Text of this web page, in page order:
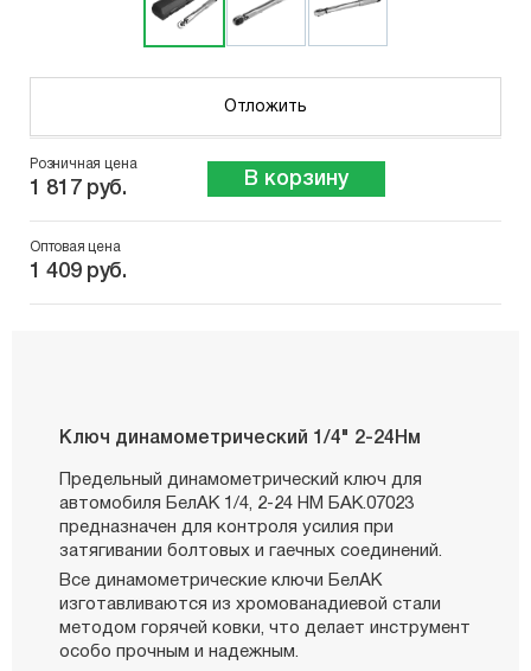
Отложить
Розничная цена
1 817 руб. В корзину
Оптовая цена
1 409 руб.
Ключ динамометрический 1/4" 2-24Hм
Предельный динамометрический ключ для
автомобиля БелАК 1/4, 2-24 НM БАК.07023
предназначен для контроля усилия при
затягивании болтовых и гаечных соединений.
Все динамометрические ключи БелАК
изготавливаются из хромованадиевой стали
методом горячей ковки, что делает инструмент
особо прочным и надежным.